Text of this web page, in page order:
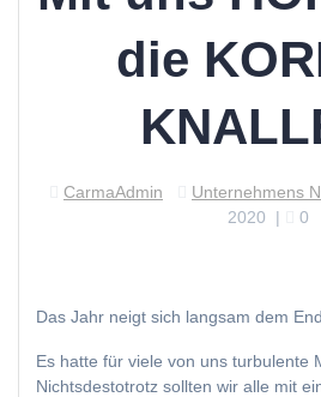
die
CarmaAdmin Unternehmens
2020 | 0
Das Jahr neigt sich langsam dem
Es hatte für viele von uns turbulente
Nichtsdestotrotz sollten wir alle mit